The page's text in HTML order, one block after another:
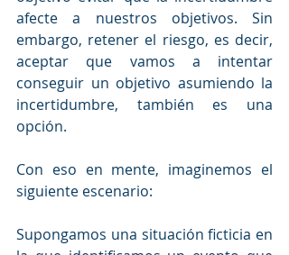
afecte a nuestros objetivos. Sin
embargo, retener el riesgo, es decir,
aceptar que vamos a intentar
conseguir un objetivo asumiendo la
incertidumbre, también es una
opción.
Con eso en mente, imaginemos el
siguiente escenario:
Supongamos una situación ficticia en